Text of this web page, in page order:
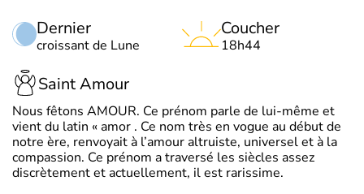
Dernier
croissant de Lune
Coucher
18h44
Saint Amour
Nous fêtons AMOUR. Ce prénom parle de lui-même et
vient du latin « amor . Ce nom très en vogue au début de
notre ère, renvoyait à l’amour altruiste, universel et à la
compassion. Ce prénom a traversé les siècles assez
discrètement et actuellement, il est rarissime.